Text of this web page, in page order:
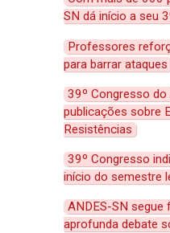
SN dá início a seu
Professores
para barrar ataques
39º Congresso do
publicações sobre
Resistências
39º Congresso
início do semestre
ANDES-SN segue
aprofunda debate